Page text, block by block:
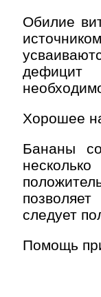
Обилие
Хорошее
Бананы
следует
Помощь